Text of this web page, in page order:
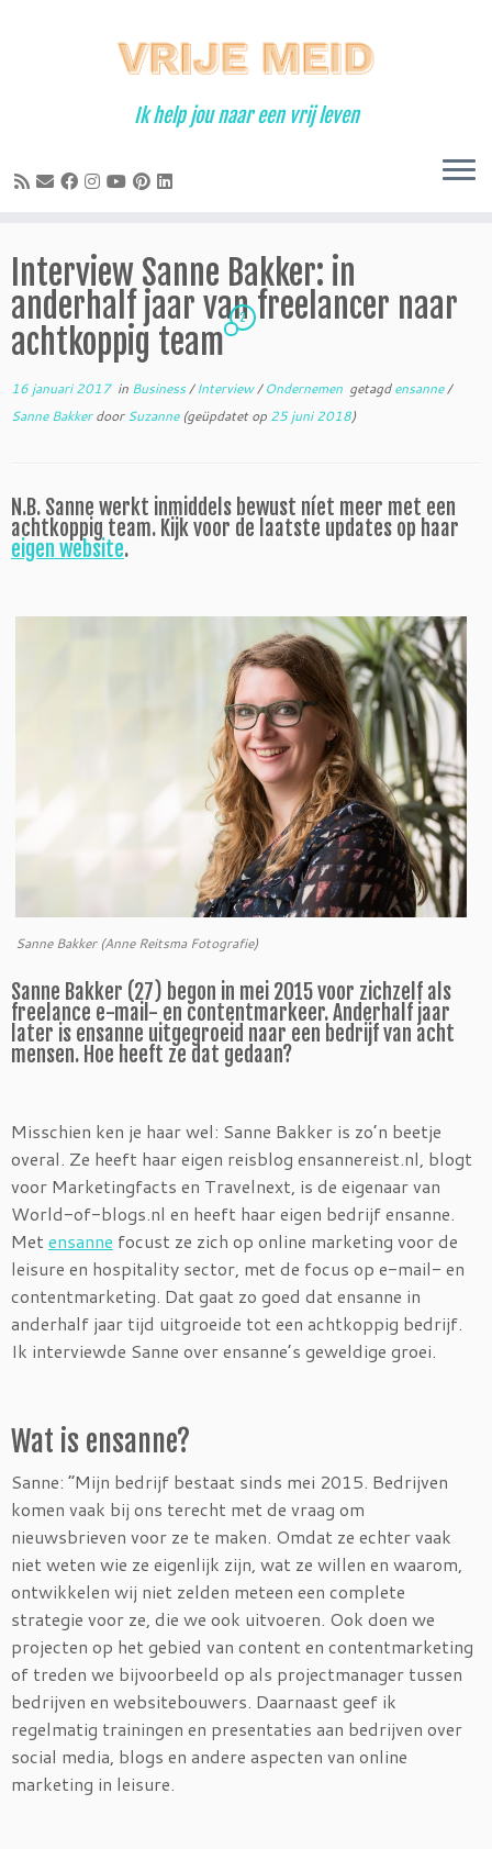
Ik help jou naar een vrij leven
Interview Sanne Bakker: in
anderhalf jaar van freelancer naar
achtkoppig team
2
16 januari 2017in Business/Interview/Ondernemen getagdensanne/
Sanne BakkerdoorSuzanne(geüpdatet op 25 juni 2018)
N.B. Sanne werkt inmiddels bewust níet meer met een
achtkoppig team. Kijk voor de laatste updates op haar
eigen website.
Sanne Bakker (Anne Reitsma Fotografie)
Sanne Bakker (27) begon in mei 2015 voor zichzelf als
freelance e-mail- en contentmarkeer. Anderhalf jaar
later is ensanne uitgegroeid naar een bedrijf van acht
mensen. Hoe heeft ze dat gedaan?
Misschien ken je haar wel: Sanne Bakker is zo’n beetje
overal. Ze heeft haar eigen reisblog ensannereist.nl, blogt
voor Marketingfacts en Travelnext, is de eigenaar van
World-of-blogs.nl en heeft haar eigen bedrijf ensanne.
Metensanne focust ze zich op online marketing voor de
leisure en hospitality sector, met de focus op e-mail- en
contentmarketing. Dat gaat zo goed dat ensanne in
anderhalf jaar tijd uitgroeide tot een achtkoppig bedrijf.
Ik interviewde Sanne over ensanne’s geweldige groei.
Wat is ensanne?
Sanne: “Mijn bedrijf bestaat sinds mei 2015. Bedrijven
komen vaak bij ons terecht met de vraag om
nieuwsbrieven voor ze te maken. Omdat ze echter vaak
niet weten wie ze eigenlijk zijn, wat ze willen en waarom,
ontwikkelen wij niet zelden meteen een complete
strategie voor ze, die we ook uitvoeren. Ook doen we
projecten op het gebied van content en contentmarketing
of treden we bijvoorbeeld op als projectmanager tussen
bedrijven en websitebouwers. Daarnaast geef ik
regelmatig trainingen en presentaties aan bedrijven over
social media, blogs en andere aspecten van online
marketing in leisure.